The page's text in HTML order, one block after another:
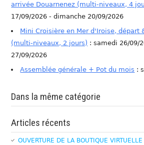
arrivée Douarnenez (multi-niveaux, 4
17/09/2026 - dimanche 20/09/2026
Mini Croisière en Mer d'Iroise, départ
(multi-niveaux, 2 jours) : samedi 26/09/
27/09/2026
Assemblée générale + Pot du mois :
Dans la même catégorie
Articles récents
OUVERTURE DE LA BOUTIQUE